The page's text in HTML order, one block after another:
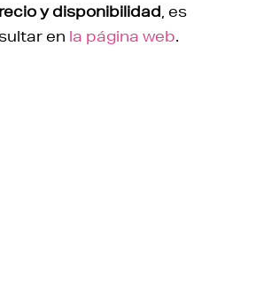
y disponibilidad , es
en la página web.